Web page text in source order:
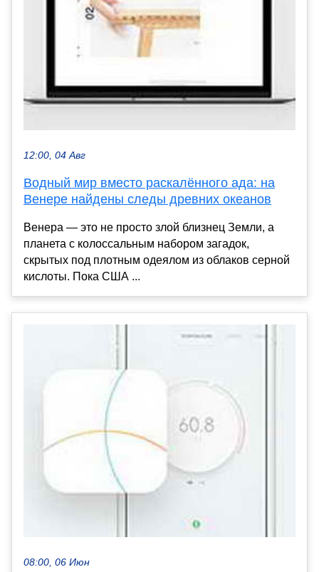
12:00, 04 Авг
Водный мир вместо раскалённого ада: на
Венере найдены следы древних океанов
Венера — это не просто злой близнец Земли, а
планета с колоссальным набором загадок,
скрытых под плотным одеялом из облаков серной
кислоты. Пока США ...
08:00, 06 Июн